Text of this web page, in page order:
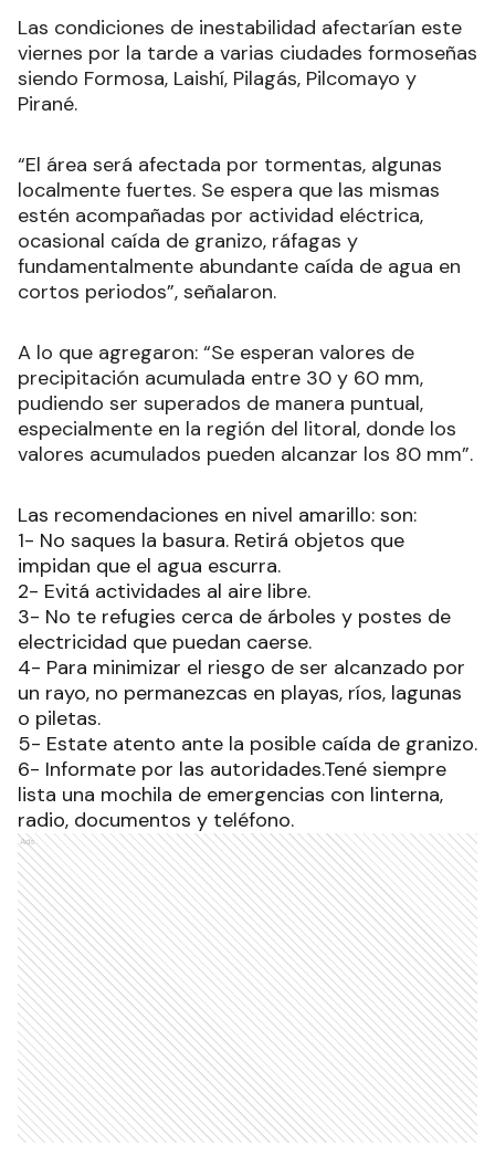
Las condiciones de inestabilidad afectarían este
viernes por la tarde a varias ciudades formoseñas
siendo Formosa, Laishí, Pilagás, Pilcomayo y
Pirané.
“El área será afectada por tormentas, algunas
localmente fuertes. Se espera que las mismas
estén acompañadas por actividad eléctrica,
ocasional caída de granizo, ráfagas y
fundamentalmente abundante caída de agua en
cortos periodos”, señalaron.
A lo que agregaron: “Se esperan valores de
precipitación acumulada entre 30 y 60 mm,
pudiendo ser superados de manera puntual,
especialmente en la región del litoral, donde los
valores acumulados pueden alcanzar los 80 mm”.
Las recomendaciones en nivel amarillo: son:
1- No saques la basura. Retirá objetos que
impidan que el agua escurra.
2- Evitá actividades al aire libre.
3- No te refugies cerca de árboles y postes de
electricidad que puedan caerse.
4- Para minimizar el riesgo de ser alcanzado por
un rayo, no permanezcas en playas, ríos, lagunas
o piletas.
5- Estate atento ante la posible caída de granizo.
6- Informate por las autoridades.Tené siempre
lista una mochila de emergencias con linterna,
radio, documentos y teléfono.
Ads